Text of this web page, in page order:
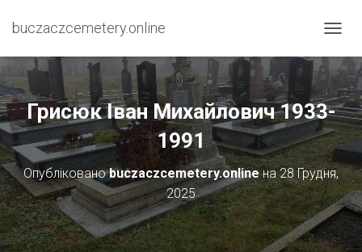
buczaczcemetery.online
Е
Р
М
К
Н
У
Т
И
Н
А
В
І
Грисюк Іван Михайлович 1933-
1991
Опублікованоbuczaczcemetery.onlineна28 Грудня,
2025